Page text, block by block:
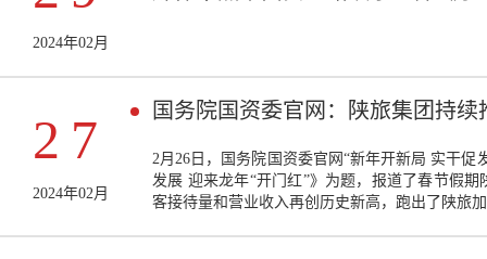
2024年02月
27
2024年02月
国务院国资委官网：陕旅集团持
2月26日，国务院国资委官网“新年开新局 实干
发展 迎来龙年“开门红”》为题，报道了春节假
客接待量和营业收入再创历史新高，跑出了陕旅